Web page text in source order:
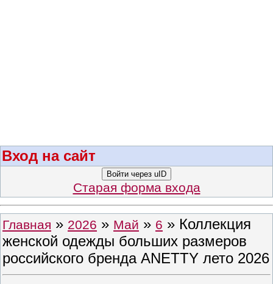
Вход на сайт
Войти через uID
Старая форма входа
Главная » 2026 » Май » 6 » Коллекция
женской одежды больших размеров
российского бренда ANETTY лето 2026